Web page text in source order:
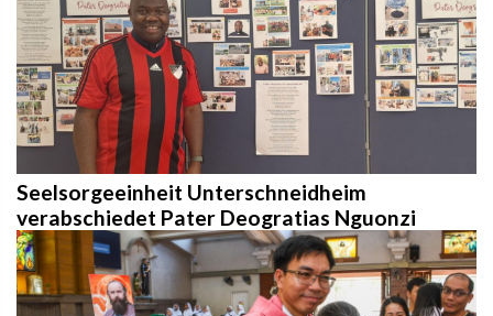
Seelsorgeeinheit Unterschneidheim
verabschiedet Pater Deogratias Nguonzi